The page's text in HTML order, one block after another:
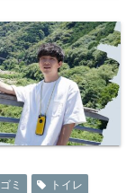
ゴミ
トイレ